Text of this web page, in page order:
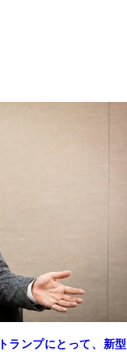
ランプにとって、新型